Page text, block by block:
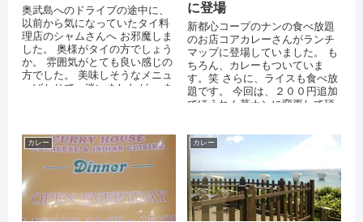
奥武島へのドライブの途中に、
以前から気になっていたタイ料
理店のシャムさんへ お邪魔しま
した。 奥様がタイの方でしょう
か。 雰囲気がとても良い感じの
方でした。 美味しそうなメニュ
ーばかりで、迷いましたが、 ま
に登場
新都心コープのナンの食べ放題
のお店コアカレーさんがランチ
マップに登場していました。 も
ちろん、カレーもついていま
す。笑 さらに、ライスも食べ放
題です。 今回は、２００円追加
でほうれん草ナンに変更して頂
カレー カレー